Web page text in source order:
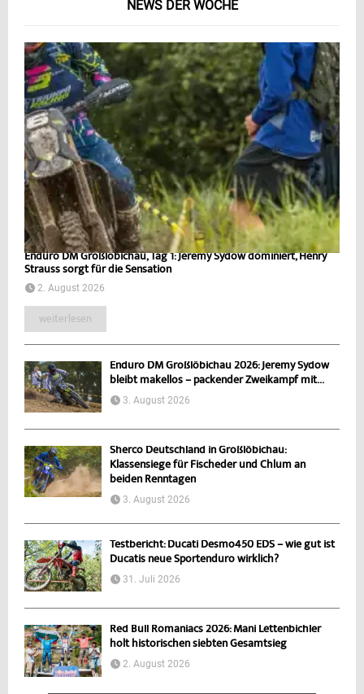
NEWS DER WOCHE
Enduro DM Großlöbichau, Tag 1: Jeremy Sydow dominiert, Henry
Strauss sorgt für die Sensation
2. August 2026
weiterlesen
Enduro DM Großlöbichau 2026: Jeremy Sydow
bleibt makellos – packender Zweikampf mit...
3. August 2026
Sherco Deutschland in Großlöbichau:
Klassensiege für Fischeder und Chlum an
beiden Renntagen
3. August 2026
Testbericht: Ducati Desmo450 EDS – wie gut ist
Ducatis neue Sportenduro wirklich?
31. Juli 2026
Red Bull Romaniacs 2026: Mani Lettenbichler
holt historischen siebten Gesamtsieg
2. August 2026